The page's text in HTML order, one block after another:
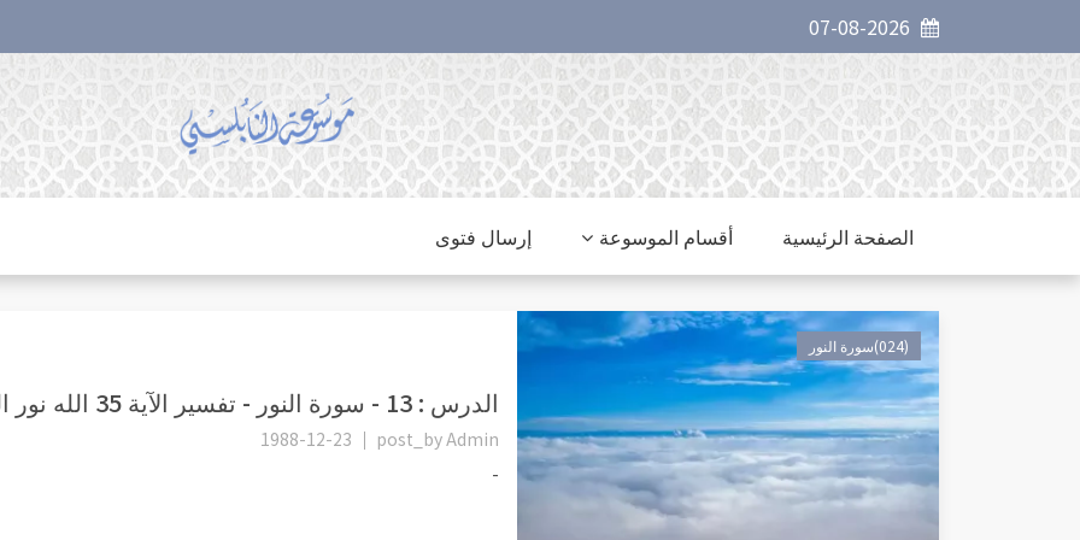
الصفحة الرئيسية أقسام الموسوعة إرسال فتوى
(024)سورة النور
الدرس : 13 - سورة النور - تفسير الآية 35 الله نور السماوات والأرض...
post_byAdmin
1988-12-23
-